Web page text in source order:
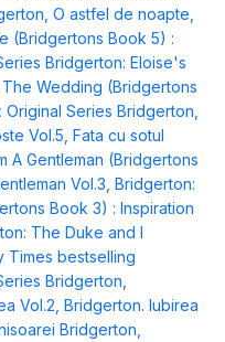
O astfel de noapte
(Bridgertons Book 5) :
Bridgerton: Eloise's
Wedding (Bridgertons
Series Bridgerton
Vol.5 Fata cu sotul
A Gentleman (Bridgertons
Vol.3 Bridgerton:
Book 3) : Inspiration
The Duke and I
Times bestselling
Bridgerton
Vol.2 Bridgerton. Iubirea
Bridgerton